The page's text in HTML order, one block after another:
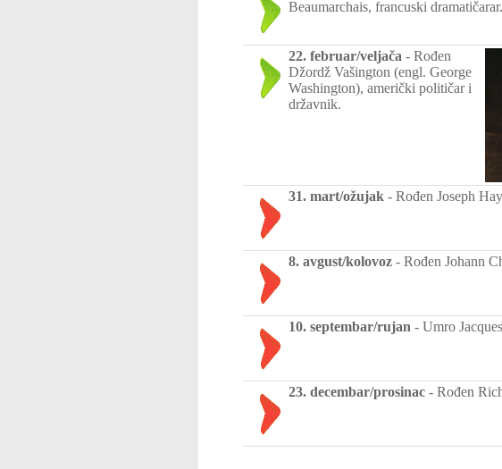
Beaumarchais, francuski dramatičarar.
22. februar/veljača - Rođen
Džordž Vašington (engl. George
Washington), američki političar i
državnik.
31. mart/ožujak - Rođen Joseph
8. avgust/kolovoz - Rođen Johann
10. septembar/rujan - Umro
23. decembar/prosinac - Rođen